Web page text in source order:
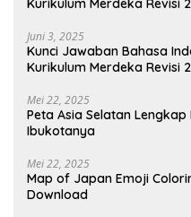
Kurikulum Merdeka Revisi
Juni 3, 2025
Kunci Jawaban Bahasa
Kurikulum Merdeka Revisi
Mei 22, 2025
Peta Asia Selatan
Ibukotanya
Mei 22, 2025
Map of Japan Emoji
Download